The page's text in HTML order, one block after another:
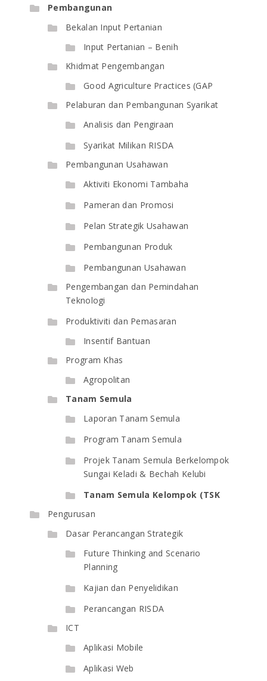
Pembangunan
Bekalan Input Pertanian
Input Pertanian – Benih
Khidmat Pengembangan
Good Agriculture Practices (GAP
Pelaburan dan Pembangunan Syarikat
Analisis dan Pengiraan
Syarikat Milikan RISDA
Pembangunan Usahawan
Aktiviti Ekonomi Tambaha
Pameran dan Promosi
Pelan Strategik Usahawan
Pembangunan Produk
Pembangunan Usahawan
Pengembangan dan Pemindahan
Teknologi
Produktiviti dan Pemasaran
Insentif Bantuan
Program Khas
Agropolitan
Tanam Semula
Laporan Tanam Semula
Program Tanam Semula
Projek Tanam Semula Berkelompok
Sungai Keladi & Bechah Kelubi
Tanam Semula Kelompok (TSK
Pengurusan
Dasar Perancangan Strategik
Future Thinking and Scenario
Planning
Kajian dan Penyelidikan
Perancangan RISDA
ICT
Aplikasi Mobile
Aplikasi Web